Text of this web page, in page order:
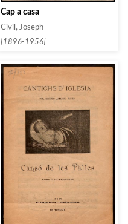
Cap a casa
Civil, Joseph
[1896-1956]